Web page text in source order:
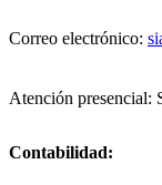
Correo electrónico:
Atención presencial:
Contabilidad: